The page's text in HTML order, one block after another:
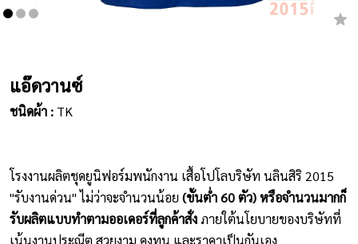
หมวก
ชุดหมี
ตัวอย่างปกเสื้อโปโล
ตัวอย่างแขนเสื้อโปโล
แอ๊ดวานซ์
ชนิดผ้า : TK
โรงงานผลิตชุดยูนิฟอร์มพนักงาน เสื้อโปโลบริษัท นลินสิริ 2015
"รับงานด่วน" ไม่ว่าจะจำนวนน้อย (ขั้นต่ำ 60 ตัว) หรือจำนวนมากก็
รับผลิตแบบทำตามออเดอร์ที่ลูกค้าสั่งภายใต้นโยบายของบริษัทที่
เน้นงานประณีต สวยงาม คงทน และราคาเป็นกันเอง